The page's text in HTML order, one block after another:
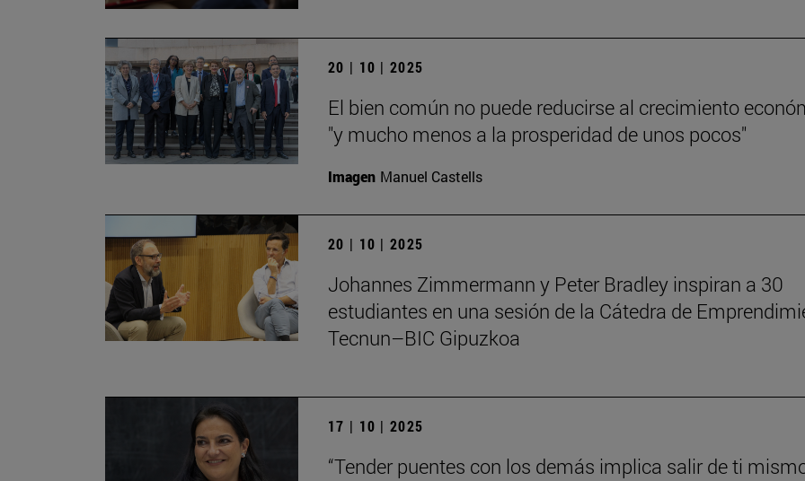
20 | 10 | 2025
El bien común no puede reducirse al crecimiento
"y mucho menos a la prosperidad de unos pocos"
Imagen Manuel Castells
20 | 10 | 2025
Johannes Zimmermann y Peter Bradley inspiran a 30
estudiantes en una sesión de la Cátedra de
Tecnun–BIC Gipuzkoa
17 | 10 | 2025
“Tender puentes con los demás implica salir de ti